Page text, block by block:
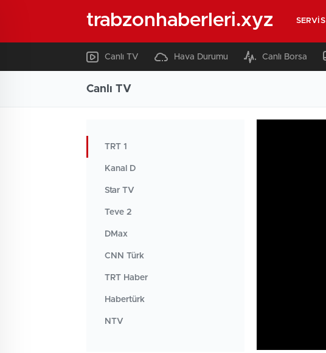
trabzonhaberleri.xyz SERVIS
Canlı TV Hava Durumu Canlı Borsa
Canlı TV
TRT 1
Kanal D
Star TV
Teve 2
DMax
CNN Türk
TRT Haber
Habertürk
NTV